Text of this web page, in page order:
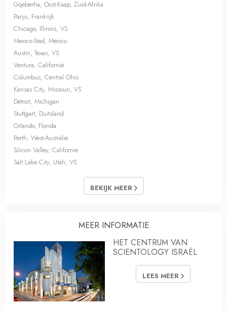
Gqeberha, Oost-Kaap, Zuid-Afrika
Parijs, Frankrijk
Chicago, Illinois, VS
Mexico-Stad, Mexico
Austin, Texas, VS
Ventura, Californië
Columbus, Central Ohio
Kansas City, Missouri, VS
Detroit, Michigan
Stuttgart, Duitsland
Orlando, Florida
Perth, West-Australië
Silicon Valley, Californië
Salt Lake City, Utah, VS
BEKIJK MEER
MEER INFORMATIE
HET CENTRUM VAN
SCIENTOLOGY ISRAËL
LEES MEER